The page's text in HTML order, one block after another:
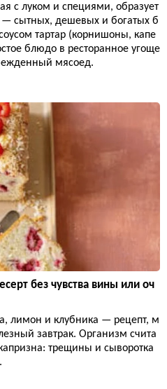
с луком и специями, образует
— сытных, дешевых и богатых б
тартар (корнишоны, капе
блюдо в ресторанное угоще
мясоед.
без чувства вины или оч
лимон и клубника — рецепт, м
завтрак. Организм счита
трещины и сыворотка